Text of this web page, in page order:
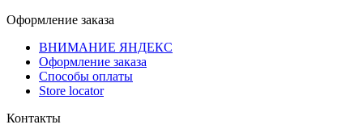
Оформление заказа
ВНИМАНИЕ ЯНДЕКС
Оформление заказа
Способы оплаты
Store locator
Контакты